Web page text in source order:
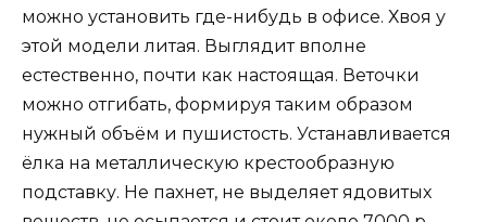
можно установить где-нибудь в офисе. Хвоя у
этой модели литая. Выглядит вполне
естественно, почти как настоящая. Веточки
можно отгибать, формируя таким образом
нужный объём и пушистость. Устанавливается
ёлка на металлическую крестообразную
подставку. Не пахнет, не выделяет ядовитых